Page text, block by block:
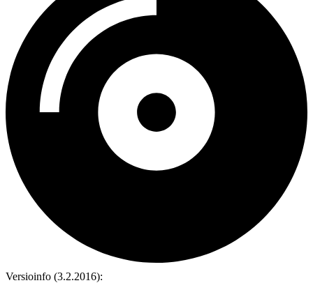
Versioinfo (3.2.2016):